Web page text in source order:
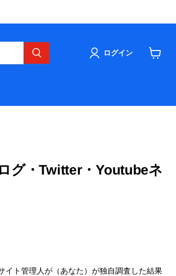
ログイン
る
グ・Twitter・Youtubeネ
イト管理人が（あなた）が独自調査した結果